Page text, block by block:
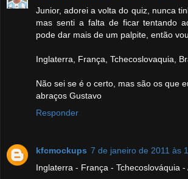
Junior, adorei a volta do quiz, nunca
mas senti a falta de ficar tentando
pode dar mais de um palpite, então
Inglaterra, França, Tchecoslovaquia,
Não sei se é o certo, mas são os que
abraços Gustavo
Responder
kfcmockups 7 de janeiro de 2011 às
Inglaterra - França - Tchecoslováquia